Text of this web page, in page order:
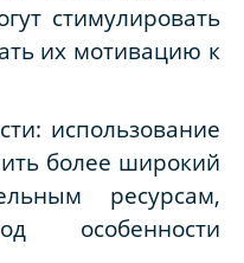
стимулировать
их мотивацию к
использование
более широкий
ресурсам,
особенности